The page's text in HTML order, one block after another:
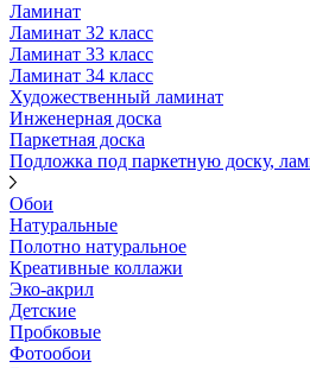
Ламинат
Ламинат 32 класс
Ламинат 33 класс
Ламинат 34 класс
Художественный ламинат
Инженерная доска
Паркетная доска
Подложка под паркетную доску,
Обои
Натуральные
Полотно натуральное
Креативные коллажи
Эко-акрил
Детские
Пробковые
Фотообои